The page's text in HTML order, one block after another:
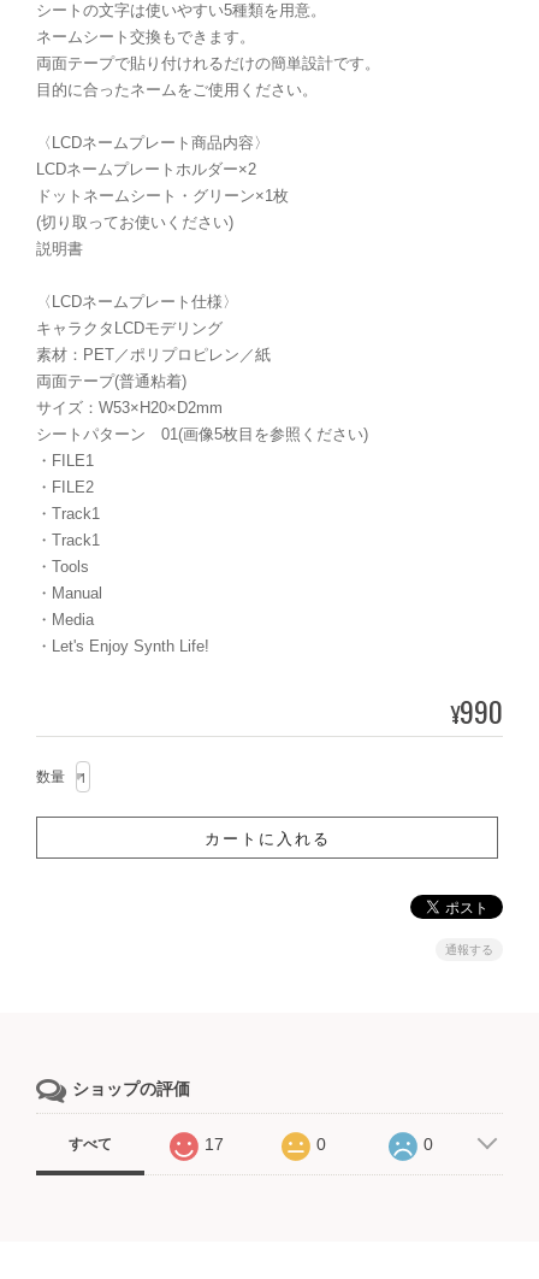
シートの文字は使いやすい5種類を用意。
ネームシート交換もできます。
両面テープで貼り付けれるだけの簡単設計です。
目的に合ったネームをご使用ください。
〈LCDネームプレート商品内容〉
LCDネームプレートホルダー×2
ドットネームシート・グリーン×1枚
(切り取ってお使いください)
説明書
〈LCDネームプレート仕様〉
キャラクタLCDモデリング
素材：PET／ポリプロピレン／紙
両面テープ(普通粘着)
サイズ：W53×H20×D2mm
シートパターン 01(画像5枚目を参照ください)
・FILE1
・FILE2
・Track1
・Track1
・Tools
・Manual
・Media
・Let's Enjoy Synth Life!
¥990
数量
通報する
ショップの評価
すべて 17 0 0